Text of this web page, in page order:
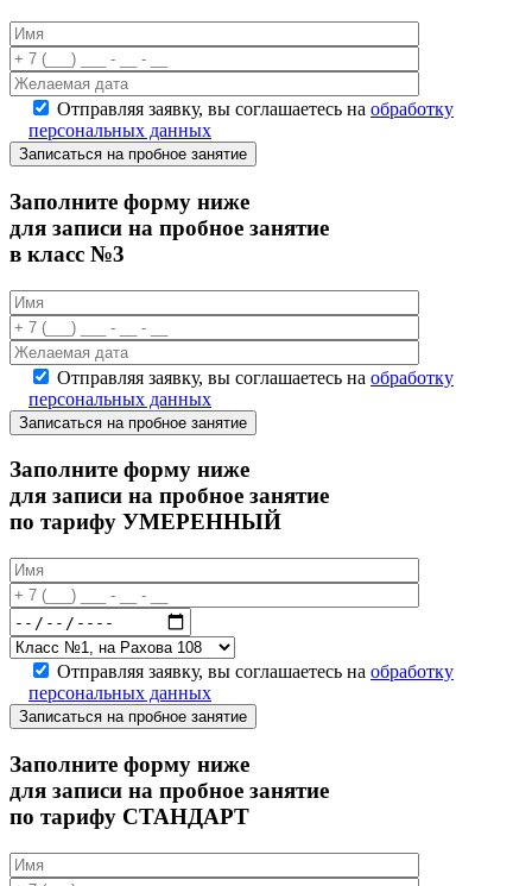
Отправляя заявку, вы соглашаетесь на обработку
персональных данных
Записаться на пробное занятие
Заполните форму ниже
для записи на пробное занятие
в класс №3
Отправляя заявку, вы соглашаетесь на обработку
персональных данных
Записаться на пробное занятие
Заполните форму ниже
для записи на пробное занятие
по тарифу УМЕРЕННЫЙ
Отправляя заявку, вы соглашаетесь на обработку
персональных данных
Записаться на пробное занятие
Заполните форму ниже
для записи на пробное занятие
по тарифу СТАНДАРТ